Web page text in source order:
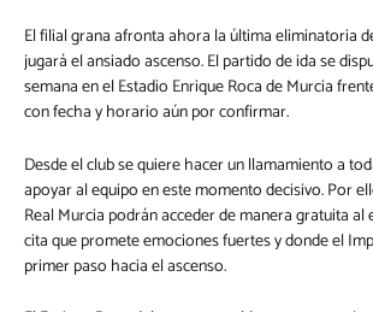
El filial grana afronta ahora la última eliminatoria
jugará el ansiado ascenso. El partido de ida se
semana en el Estadio Enrique Roca de Murcia
con fecha y horario aún por confirmar.
Desde el club se quiere hacer un llamamiento a
apoyar al equipo en este momento decisivo. Por
Real Murcia podrán acceder de manera gratuita al
cita que promete emociones fuertes y donde el
primer paso hacia el ascenso.